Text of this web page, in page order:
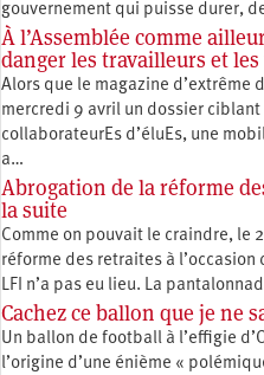
gouvernement qui puisse durer,
À l’Assemblée comme
danger les travailleurs et
Alors que le magazine d’extrême
mercredi 9 avril un dossier ciblant
collaborateurEs d’éluEs, une
a…
Abrogation de la réforme
la suite
Comme on pouvait le craindre, le
réforme des retraites à
LFI n’a pas eu lieu. La
Cachez ce ballon que je ne
Un ballon de football à l’effigie
l’origine d’une énième «